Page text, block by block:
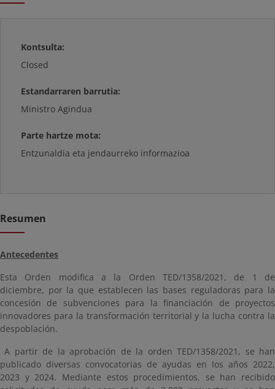
Kontsulta:
Closed
Estandarraren barrutia:
Ministro Agindua
Parte hartze mota:
Entzunaldia eta jendaurreko informazioa
Resumen
Antecedentes
Esta Orden modifica a la Orden TED/1358/2021, de 1 de
diciembre, por la que establecen las bases reguladoras para la
concesión de subvenciones para la financiación de proyectos
innovadores para la transformación territorial y la lucha contra la
despoblación.
A partir de la aprobación de la orden TED/1358/2021, se han
publicado diversas convocatorias de ayudas en los años 2022,
2023 y 2024. Mediante estos procedimientos, se han recibido